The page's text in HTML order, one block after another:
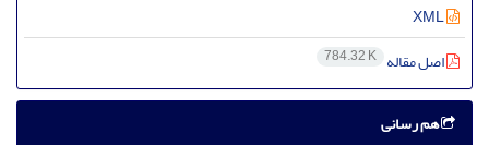
اصل مقاله 784.32 K
هم رسانی